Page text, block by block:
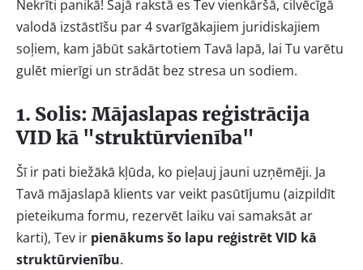
Nekrīti panikā! Šajā rakstā es Tev vienkāršā, cilvēcīgā
valodā izstāstīšu par 4 svarīgākajiem juridiskajiem
soļiem, kam jābūt sakārtotiem Tavā lapā, lai Tu varētu
gulēt mierīgi un strādāt bez stresa un sodiem.
1. Solis: Mājaslapas reģistrācija
VID kā "struktūrvienība"
Šī ir pati biežākā kļūda, ko pieļauj jauni uzņēmēji. Ja
Tavā mājaslapā klients var veikt pasūtījumu (aizpildīt
pieteikuma formu, rezervēt laiku vai samaksāt ar
karti), Tev ir pienākums šo lapu reģistrēt VID kā
struktūrvienību.